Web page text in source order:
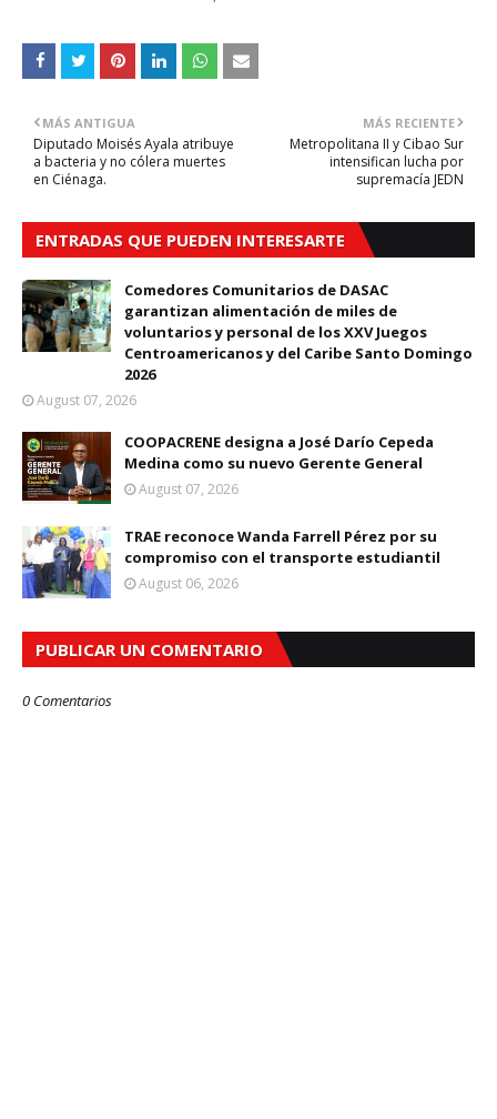
MÁS RECIENTE
Metropolitana II y Cibao Sur
intensifican lucha por
supremacía JEDN
MÁS ANTIGUA
Diputado Moisés Ayala atribuye
a bacteria y no cólera muertes
en Ciénaga.
ENTRADAS QUE PUEDEN INTERESARTE
Comedores Comunitarios de DASAC
garantizan alimentación de miles de
voluntarios y personal de los XXV Juegos
Centroamericanos y del Caribe Santo Domingo
2026
August 07, 2026
COOPACRENE designa a José Darío Cepeda
Medina como su nuevo Gerente General
August 07, 2026
TRAE reconoce Wanda Farrell Pérez por su
compromiso con el transporte estudiantil
August 06, 2026
PUBLICAR UN COMENTARIO
0 Comentarios